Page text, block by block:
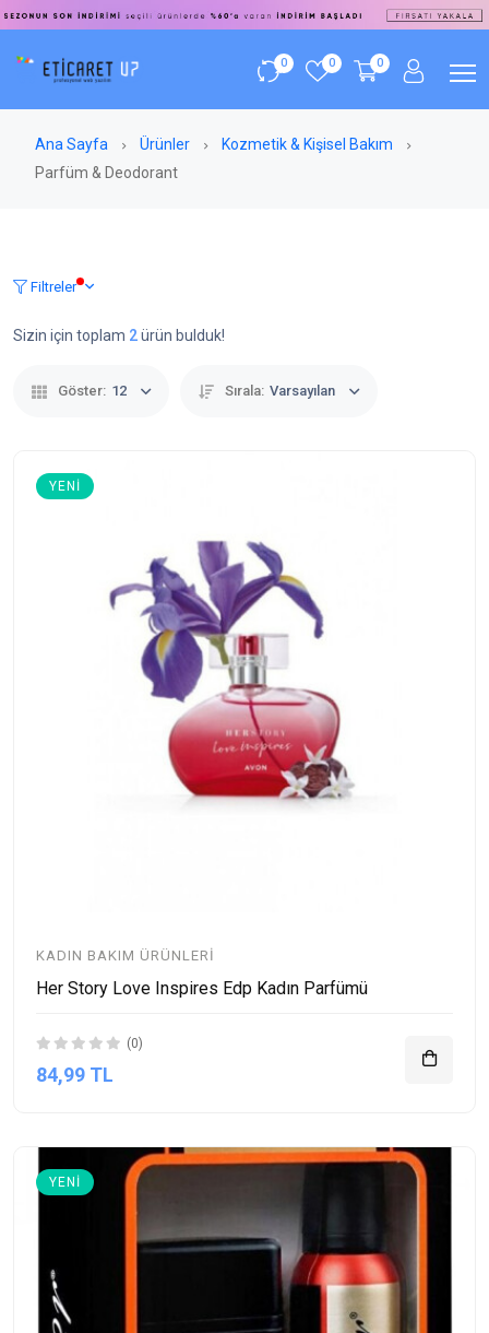
0 0 0
Ana Sayfa Ürünler
Kozmetik & Kişisel Bakım
Parfüm & Deodorant
Filtreler
Sizin için toplam 2ürün bulduk!
Göster: 12 Sırala: Varsayılan
YENI
KADIN BAKIM ÜRÜNLERI
Her Story Love Inspires Edp Kadın Parfümü
(0)
84,99 TL
YENI